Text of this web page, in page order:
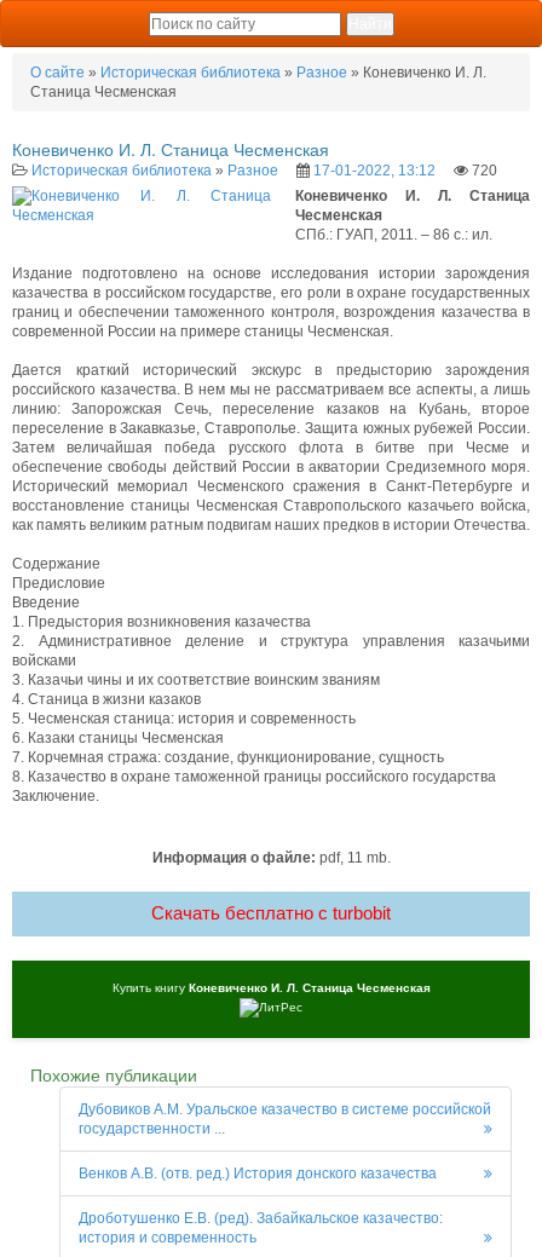
О сайте » Историческая библиотека » Разное » Коневиченко И. Л.
Станица Чесменская
Коневиченко И. Л. Станица Чесменская
Историческая библиотека » Разное 17-01-2022, 13:12
720
Коневиченко И. Л. Станица
Чесменская
СПб.: ГУАП, 2011. – 86 с.: ил.
Издание подготовлено на основе исследования истории зарождения
казачества в российском государстве, его роли в охране государственных
границ и обеспечении таможенного контроля, возрождения казачества в
современной России на примере станицы Чесменская.
Дается краткий исторический экскурс в предысторию зарождения
российского казачества. В нем мы не рассматриваем все аспекты, а лишь
линию: Запорожская Сечь, переселение казаков на Кубань, второе
переселение в Закавказье, Ставрополье. Защита южных рубежей России.
Затем величайшая победа русского флота в битве при Чесме и
обеспечение свободы действий России в акватории Средиземного моря.
Исторический мемориал Чесменского сражения в Санкт-Петербурге и
восстановление станицы Чесменская Ставропольского казачьего войска,
как память великим ратным подвигам наших предков в истории Отечества.
Содержание
Предисловие
Введение
1. Предыстория возникновения казачества
2. Административное деление и структура управления казачьими
войсками
3. Казачьи чины и их соответствие воинским званиям
4. Станица в жизни казаков
5. Чесменская станица: история и современность
6. Казаки станицы Чесменская
7. Корчемная стража: создание, функционирование, сущность
8. Казачество в охране таможенной границы российского государства
Заключение.
Информация о файле: pdf, 11 mb.
Скачать бесплатно c turbobit
Купить книгу Коневиченко И. Л. Станица Чесменская
Похожие публикации
Дубовиков А.М. Уральское казачество в системе российской
государственности ...
Венков А.В. (отв. ред.) История донского казачества
Дроботушенко Е.В. (ред). Забайкальское казачество:
история и современность